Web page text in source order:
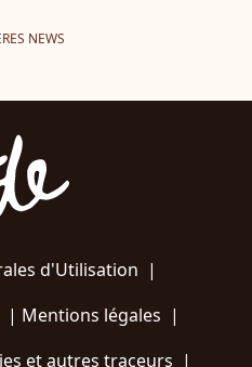
NEWS
d'Utilisation |
Mentions légales |
et autres traceurs |